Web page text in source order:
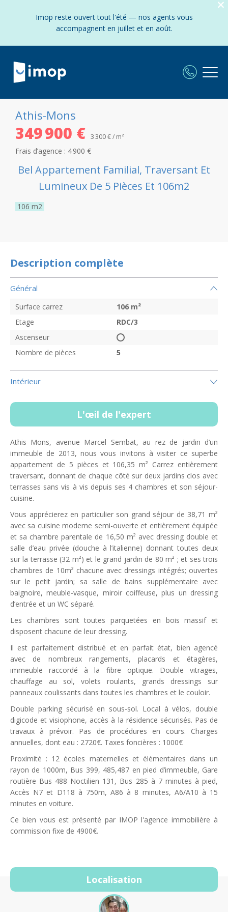
Imop reste ouvert tout l'été — nos agents vous
accompagnent en juillet et en août.
Athis-Mons
349 900 € 3 300 € / m²
Frais d’agence : 4 900 €
Bel Appartement Familial, Traversant Et
Lumineux De 5 Pièces Et 106m2
106 m2
Description complète
Général
Surface carrez 106 m²
Etage
RDC/3
Ascenseur
Nombre de pièces
5
Intérieur
L'œil de l'expert
Athis Mons, avenue Marcel Sembat, au rez de jardin d’un
immeuble de 2013, nous vous invitons à visiter ce superbe
appartement de 5 pièces et 106,35 m² Carrez entièrement
traversant, donnant de chaque côté sur deux jardins clos avec
terrasses sans vis à vis depuis ses 4 chambres et son séjour-
cuisine.
Vous apprécierez en particulier son grand séjour de 38,71 m²
avec sa cuisine moderne semi-ouverte et entièrement équipée
et sa chambre parentale de 16,50 m² avec dressing double et
salle d’eau privée (douche à l’italienne) donnant toutes deux
sur la terrasse (32 m²) et le grand jardin de 80 m² ; et ses trois
chambres de 10m² chacune avec dressings intégrés; ouvertes
sur le petit jardin; sa salle de bains supplémentaire avec
baignoire, meuble-vasque, miroir coiffeuse, plus un dressing
d’entrée et un WC séparé.
Les chambres sont toutes parquetées en bois massif et
disposent chacune de leur dressing.
Il est parfaitement distribué et en parfait état, bien agencé
avec de nombreux rangements, placards et étagères,
immeuble raccordé à la fibre optique. Double vitrages,
chauffage au sol, volets roulants, grands dressings sur
panneaux coulissants dans toutes les chambres et le couloir.
Double parking sécurisé en sous-sol. Local à vélos, double
digicode et visiophone, accès à la résidence sécurisés. Pas de
travaux à prévoir. Pas de procédures en cours. Charges
annuelles, dont eau : 2720€. Taxes foncières : 1000€
Proximité : 12 écoles maternelles et élémentaires dans un
rayon de 1000m, Bus 399, 485,487 en pied d’immeuble, Gare
routière Bus 488 Noctilien 131, Bus 285 à 7 minutes à pied,
Accès N7 et D118 à 750m, A86 à 8 minutes, A6/A10 à 15
minutes en voiture.
Ce bien vous est présenté par IMOP l'agence immobilière à
commission fixe de 4900€.
Localisation